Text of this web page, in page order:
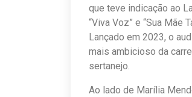
que teve indicação ao
“Viva Voz” e “Sua Mãe
Lançado em 2023, o
mais ambicioso da
sertanejo.
Ao lado de Marília